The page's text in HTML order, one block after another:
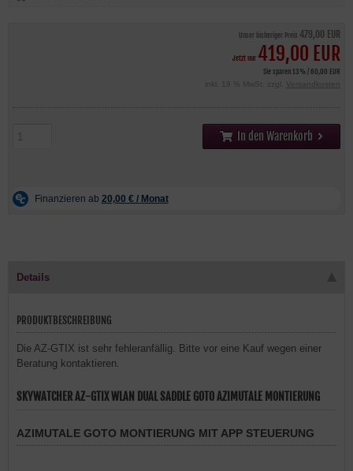
Unser bisheriger Preis 479,00 EUR
Jetzt nur 419,00 EUR
Sie sparen 13% / 60,00 EUR
inkl. 19 % MwSt. zzgl.
Versandkosten
In den Warenkorb
Details
PRODUKTBESCHREIBUNG
Die AZ-GTIX ist sehr fehleranfällig. Bitte vor eine Kauf wegen einer
Beratung kontaktieren.
SKYWATCHER AZ-GTIX WLAN DUAL SADDLE GOTO AZIMUTALE MONTIERUNG
AZIMUTALE GOTO MONTIERUNG MIT APP STEUERUNG